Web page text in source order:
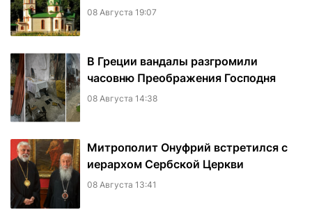
08 Августа 19:07
В Греции вандалы разгромили
часовню Преображения Господня
08 Августа 14:38
Митрополит Онуфрий встретился с
иерархом Сербской Церкви
08 Августа 13:41